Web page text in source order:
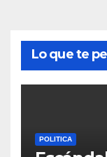
Lo que te
POLITICA